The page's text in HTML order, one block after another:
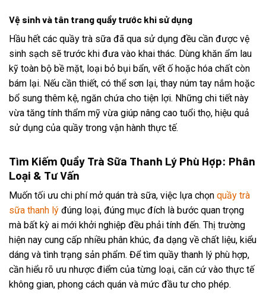
Vệ sinh và tân trang quầy trước khi sử dụng
Hầu hết các quầy trà sữa đã qua sử dụng đều cần được vệ
sinh sạch sẽ trước khi đưa vào khai thác. Dùng khăn ẩm lau
kỹ toàn bộ bề mặt, loại bỏ bụi bẩn, vết ố hoặc hóa chất còn
bám lại. Nếu cần thiết, có thể sơn lại, thay núm tay nắm hoặc
bổ sung thêm kệ, ngăn chứa cho tiện lợi. Những chi tiết này
vừa tăng tính thẩm mỹ vừa giúp nâng cao tuổi thọ, hiệu quả
sử dụng của quầy trong vận hành thực tế.
Tìm Kiếm Quầy Trà Sữa Thanh Lý Phù Hợp: Phân
Loại & Tư Vấn
Muốn tối ưu chi phí mở quán trà sữa, việc lựa chọn quầy trà
sữa thanh lý đúng loại, đúng mục đích là bước quan trọng
mà bất kỳ ai mới khởi nghiệp đều phải tính đến. Thị trường
hiện nay cung cấp nhiều phân khúc, đa dạng về chất liệu, kiểu
dáng và tình trạng sản phẩm. Để tìm quầy thanh lý phù hợp,
cần hiểu rõ ưu nhược điểm của từng loại, căn cứ vào thực tế
không gian, phong cách quán và mức đầu tư cho phép.